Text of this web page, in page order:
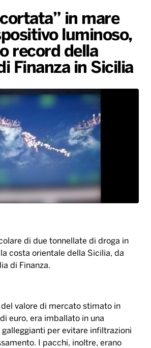
Hit Dance
e Spettacolo
Generale
Novità
Astrabilia 2026
News TV
in mare
luminoso,
record della
Finanza in Sicilia
di due tonnellate di droga in
costa orientale della Sicilia, da
di Finanza.
valore di mercato stimato in
euro, era imballato in una
per evitare infiltrazioni
I pacchi, inoltre, erano